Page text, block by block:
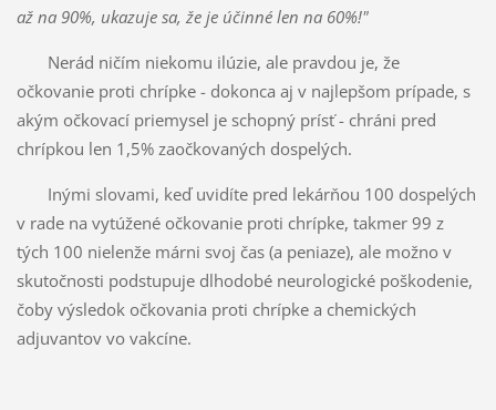
až na 90%, ukazuje sa, že je účinné len na 60%!"
Nerád ničím niekomu ilúzie, ale pravdou je, že
očkovanie proti chrípke - dokonca aj v najlepšom prípade, s
akým očkovací priemysel je schopný prísť - chráni pred
chrípkou len 1,5% zaočkovaných dospelých.
Inými slovami, keď uvidíte pred lekárňou 100 dospelých
v rade na vytúžené očkovanie proti chrípke, takmer 99 z
tých 100 nielenže márni svoj čas (a peniaze), ale možno v
skutočnosti podstupuje dlhodobé neurologické poškodenie,
čoby výsledok očkovania proti chrípke a chemických
adjuvantov vo vakcíne.